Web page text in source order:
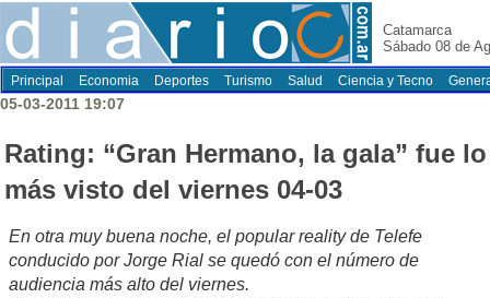
Catamarca
Sábado 08 de
Principal Economia Deportes Turismo Salud Ciencia y Tecno
05-03-2011 19:07
Rating: “Gran Hermano, la gala” fue lo
más visto del viernes 04-03
En otra muy buena noche, el popular reality de Telefe
conducido por Jorge Rial se quedó con el número de
audiencia más alto del viernes.